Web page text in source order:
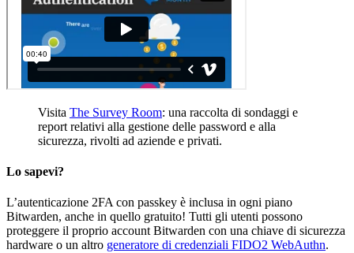
Visita The Survey Room: una raccolta di sondaggi e
report relativi alla gestione delle password e alla
sicurezza, rivolti ad aziende e privati.
Lo sapevi?
L’autenticazione 2FA con passkey è inclusa in ogni piano
Bitwarden, anche in quello gratuito! Tutti gli utenti possono
proteggere il proprio account Bitwarden con una chiave di sicurezza
hardware o un altro generatore di credenziali FIDO2 WebAuthn.